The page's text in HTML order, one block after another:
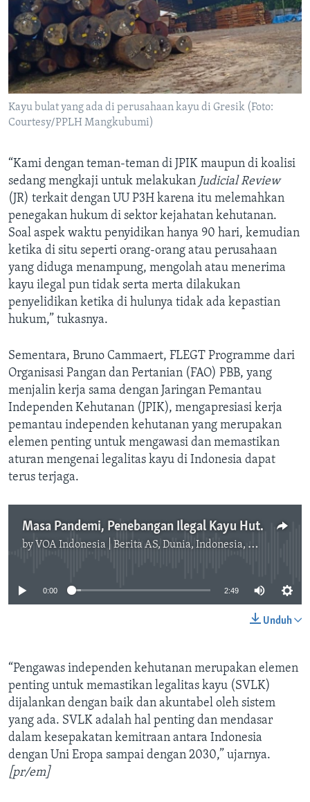
Kayu bulat yang ada di perusahaan kayu di Gresik (Foto:
Courtesy/PPLH Mangkubumi)
“Kami dengan teman-teman di JPIK maupun di koalisi
sedang mengkaji untuk melakukan Judicial Review
(JR) terkait dengan UU P3H karena itu melemahkan
penegakan hukum di sektor kejahatan kehutanan.
Soal aspek waktu penyidikan hanya 90 hari, kemudian
ketika di situ seperti orang-orang atau perusahaan
yang diduga menampung, mengolah atau menerima
kayu ilegal pun tidak serta merta dilakukan
penyelidikan ketika di hulunya tidak ada kepastian
hukum,” tukasnya.
Sementara, Bruno Cammaert, FLEGT Programme dari
Organisasi Pangan dan Pertanian (FAO) PBB, yang
menjalin kerja sama dengan Jaringan Pemantau
Independen Kehutanan (JPIK), mengapresiasi kerja
pemantau independen kehutanan yang merupakan
elemen penting untuk mengawasi dan memastikan
aturan mengenai legalitas kayu di Indonesia dapat
terus terjaga.
Masa Pandemi, Penebangan Ilegal Kayu Hutan Masih Marak Terjadi
by VOA Indonesia | Berita AS, Dunia, Indonesia, Diaspora Indonesia di AS
No media source currently available
0:00 2:49
Unduh
“Pengawas independen kehutanan merupakan elemen
penting untuk memastikan legalitas kayu (SVLK)
dijalankan dengan baik dan akuntabel oleh sistem
yang ada. SVLK adalah hal penting dan mendasar
dalam kesepakatan kemitraan antara Indonesia
dengan Uni Eropa sampai dengan 2030,” ujarnya.
[pr/em]